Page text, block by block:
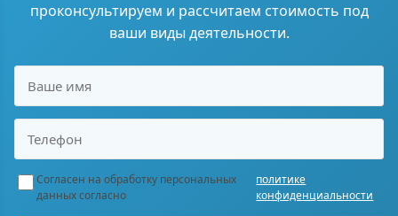
проконсультируем и рассчитаем стоимость под
ваши виды деятельности.
Согласен на обработку персональных
данных согласно
политике
конфиденциальности